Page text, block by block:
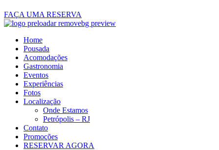
FAÇA UMA RESERVA
Home
Pousada
Acomodações
Gastronomia
Eventos
Experiências
Fotos
Localização
Onde Estamos
Petrópolis – RJ
Contato
Promoções
RESERVAR AGORA